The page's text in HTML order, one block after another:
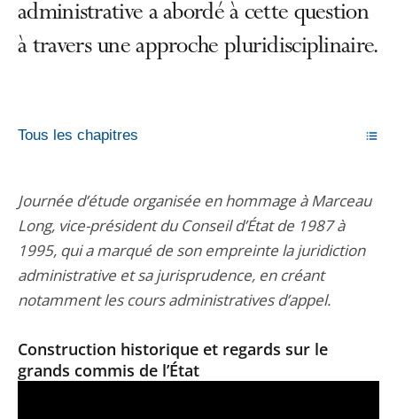
administrative a abordé à cette question
à travers une approche pluridisciplinaire.
Tous les chapitres
Journée d’étude organisée en hommage à Marceau
Long, vice-président du Conseil d’État de 1987 à
1995, qui a marqué de son empreinte la juridiction
administrative et sa jurisprudence, en créant
notamment les cours administratives d’appel.
Construction historique et regards sur le
grands commis de l’État